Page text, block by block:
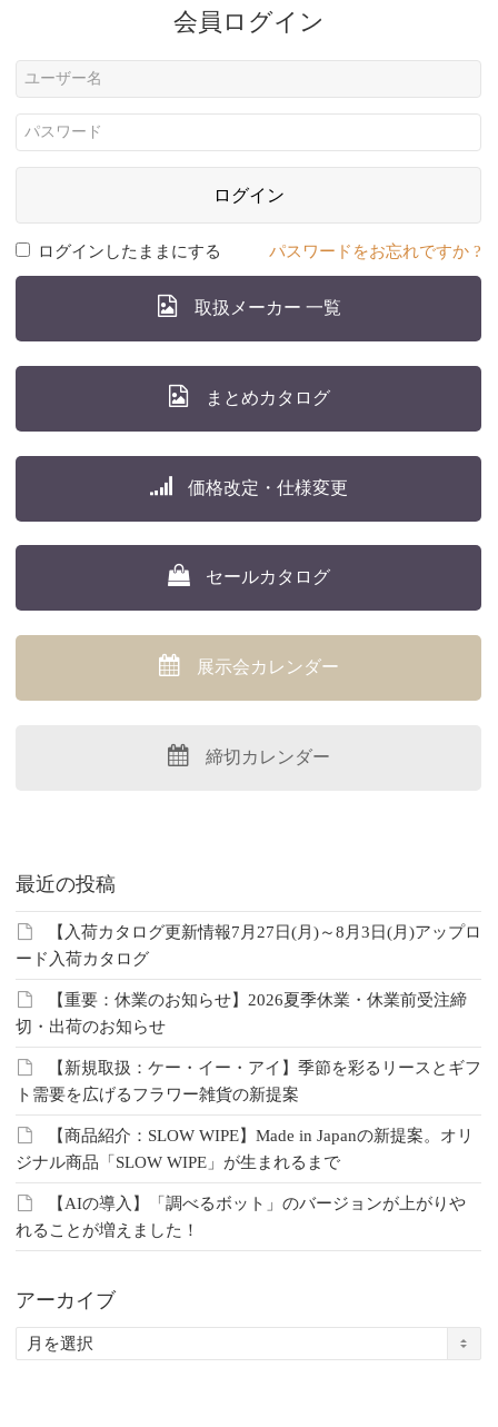
会員ログイン
ログイン
ログインしたままにする パスワードをお忘れですか ?
取扱メーカー 一覧
まとめカタログ
価格改定・仕様変更
セールカタログ
展示会カレンダー
締切カレンダー
最近の投稿
【入荷カタログ更新情報7月27日(月)～8月3日(月)アップロ
ード入荷カタログ
【重要：休業のお知らせ】2026夏季休業・休業前受注締
切・出荷のお知らせ
【新規取扱：ケー・イー・アイ】季節を彩るリースとギフ
ト需要を広げるフラワー雑貨の新提案
【商品紹介：SLOW WIPE】Made in Japanの新提案。オリ
ジナル商品「SLOW WIPE」が生まれるまで
【AIの導入】「調べるボット」のバージョンが上がりや
れることが増えました！
アーカイブ
ア